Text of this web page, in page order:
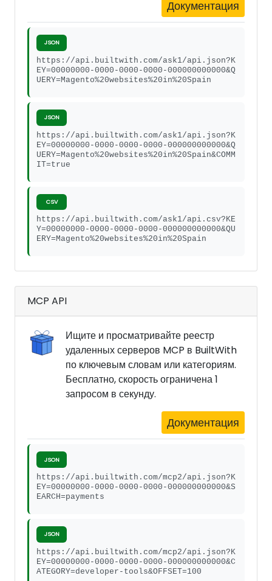
Документация
JSON
https://api.builtwith.com/ask1/api.json?K
EY=00000000-0000-0000-0000-000000000000&Q
UERY=Magento%20websites%20in%20Spain
JSON
https://api.builtwith.com/ask1/api.json?K
EY=00000000-0000-0000-0000-000000000000&Q
UERY=Magento%20websites%20in%20Spain&COMM
IT=true
CSV
https://api.builtwith.com/ask1/api.csv?KE
Y=00000000-0000-0000-0000-000000000000&QU
ERY=Magento%20websites%20in%20Spain
MCP API
Ищите и просматривайте реестр
удаленных серверов MCP в BuiltWith
по ключевым словам или категориям.
Бесплатно, скорость ограничена 1
запросом в секунду.
Документация
JSON
https://api.builtwith.com/mcp2/api.json?K
EY=00000000-0000-0000-0000-000000000000&S
EARCH=payments
JSON
https://api.builtwith.com/mcp2/api.json?K
EY=00000000-0000-0000-0000-000000000000&C
ATEGORY=developer-tools&OFFSET=100